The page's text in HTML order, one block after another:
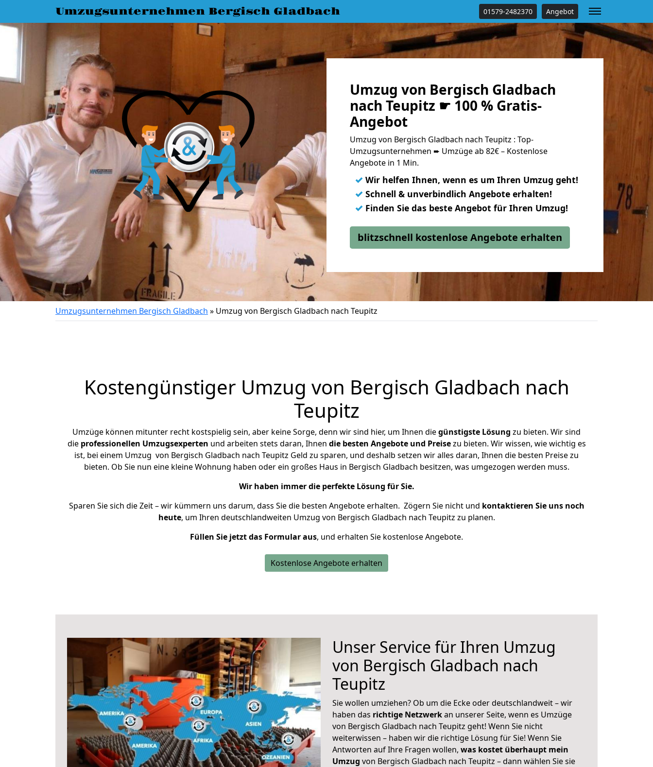
Umzugsunternehmen Bergisch Gladbach 01579-2482370 Angebot
Umzug von Bergisch Gladbach
nach Teupitz ☛ 100 % Gratis-
Angebot
Umzug von Bergisch Gladbach nach Teupitz : Top-
Umzugsunternehmen ➨ Umzüge ab 82€ – Kostenlose
Angebote in 1 Min.
✓ Wir helfen Ihnen, wenn es um Ihren Umzug geht!
✓ Schnell & unverbindlich Angebote erhalten!
✓ Finden Sie das beste Angebot für Ihren Umzug!
blitzschnell kostenlose Angebote erhalten
Umzugsunternehmen Bergisch Gladbach » Umzug von Bergisch Gladbach nach Teupitz
Kostengünstiger Umzug von Bergisch Gladbach nach
Teupitz
Umzüge können mitunter recht kostspielig sein, aber keine Sorge, denn wir sind hier, um Ihnen diegünstigste Lösung zu bieten. Wir sind
die professionellen Umzugsexperten und arbeiten stets daran, Ihnen die besten Angebote und Preisezu bieten. Wir wissen, wie wichtig es
ist, bei einem Umzug von Bergisch Gladbach nach Teupitz Geld zu sparen, und deshalb setzen wir alles daran, Ihnen die besten Preise zu
bieten. Ob Sie nun eine kleine Wohnung haben oder ein großes Haus in Bergisch Gladbach besitzen, was umgezogen werden muss.
Wir haben immer die perfekte Lösung für Sie.
Sparen Sie sich die Zeit – wir kümmern uns darum, dass Sie die besten Angebote erhalten. Zögern Sie nicht und kontaktieren Sie uns noch
heute, um Ihren deutschlandweiten Umzug von Bergisch Gladbach nach Teupitz zu planen.
Füllen Sie jetzt das Formular aus, und erhalten Sie kostenlose Angebote.
Kostenlose Angebote erhalten
Unser Service für Ihren Umzug
von Bergisch Gladbach nach
Teupitz
Sie wollen umziehen? Ob um die Ecke oder deutschlandweit – wir
haben das richtige Netzwerkan unserer Seite, wenn es Umzüge
von Bergisch Gladbach nach Teupitz geht! Wenn Sie nicht
weiterwissen – haben wir die richtige Lösung für Sie! Wenn Sie
Antworten auf Ihre Fragen wollen, was kostet überhaupt mein
Umzug von Bergisch Gladbach nach Teupitz – dann wählen Sie sie